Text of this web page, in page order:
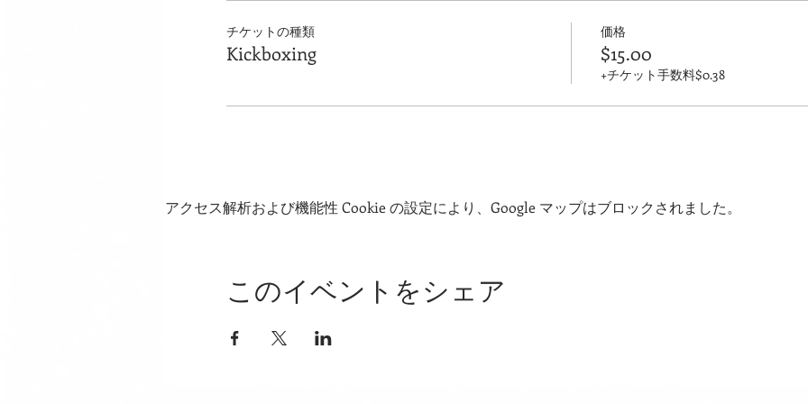
チケットの種類
Kickboxing
価格
$15.00
+チケット手数料$0.38
アクセス解析および機能性 Cookie の設定により、Google マップはブロックされました。
このイベントをシェア